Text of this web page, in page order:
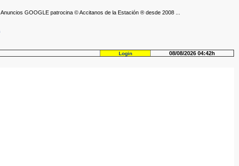
Anuncios GOOGLE patrocina © Accitanos de la Estación ® desde 2008 ...
Login 08/08/2026 04:42h